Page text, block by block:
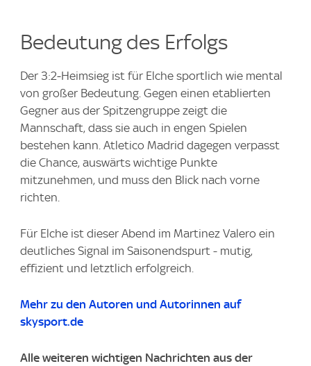
Bedeutung des Erfolgs
Der 3:2‑Heimsieg ist für Elche sportlich wie mental
von großer Bedeutung. Gegen einen etablierten
Gegner aus der Spitzengruppe zeigt die
Mannschaft, dass sie auch in engen Spielen
bestehen kann. Atletico Madrid dagegen verpasst
die Chance, auswärts wichtige Punkte
mitzunehmen, und muss den Blick nach vorne
richten.
Für Elche ist dieser Abend im Martinez Valero ein
deutliches Signal im Saisonendspurt - mutig,
effizient und letztlich erfolgreich.
Mehr zu den Autoren und Autorinnen auf
skysport.de
Alle weiteren wichtigen Nachrichten aus der